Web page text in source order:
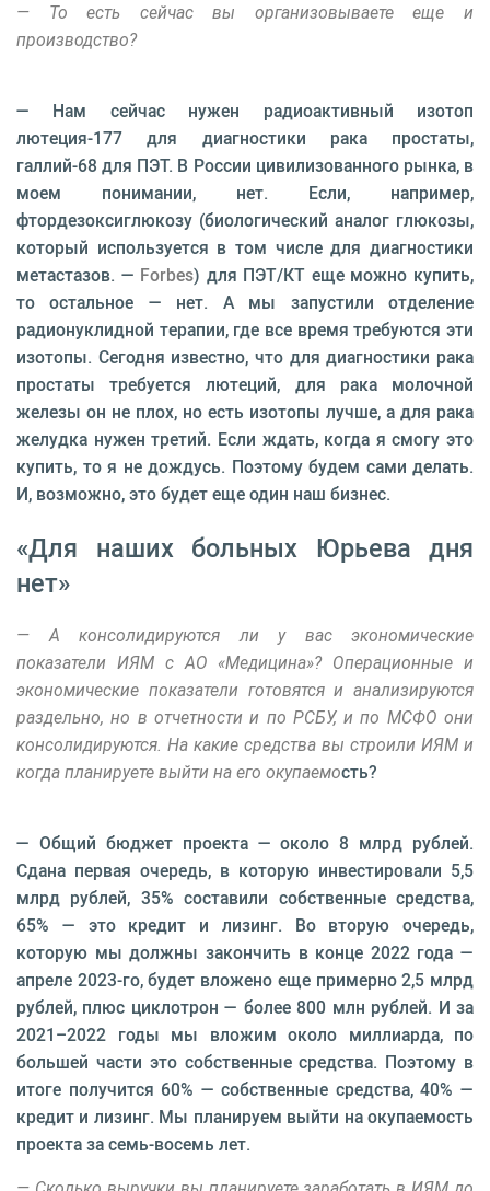
— То есть сейчас вы организовываете еще и
производство?
— Нам сейчас нужен радиоактивный изотоп
лютеция-177 для диагностики рака простаты,
галлий-68 для ПЭТ. В России цивилизованного рынка, в
моем понимании, нет. Если, например,
фтордезоксиглюкозу (биологический аналог глюкозы,
который используется в том числе для диагностики
метастазов. — Forbes) для ПЭТ/КТ еще можно купить,
то остальное — нет. А мы запустили отделение
радионуклидной терапии, где все время требуются эти
изотопы. Сегодня известно, что для диагностики рака
простаты требуется лютеций, для рака молочной
железы он не плох, но есть изотопы лучше, а для рака
желудка нужен третий. Если ждать, когда я смогу это
купить, то я не дождусь. Поэтому будем сами делать.
И, возможно, это будет еще один наш бизнес.
«Для наших больных Юрьева дня
нет»
— А консолидируются ли у вас экономические
показатели ИЯМ с АО «Медицина»? Операционные и
экономические показатели готовятся и анализируются
раздельно, но в отчетности и по РСБУ, и по МСФО они
консолидируются. На какие средства вы строили ИЯМ и
когда планируете выйти на его окупаемость?
— Общий бюджет проекта — около 8 млрд рублей.
Сдана первая очередь, в которую инвестировали 5,5
млрд рублей, 35% составили собственные средства,
65% — это кредит и лизинг. Во вторую очередь,
которую мы должны закончить в конце 2022 года —
апреле 2023-го, будет вложено еще примерно 2,5 млрд
рублей, плюс циклотрон — более 800 млн рублей. И за
2021–2022 годы мы вложим около миллиарда, по
большей части это собственные средства. Поэтому в
итоге получится 60% — собственные средства, 40% —
кредит и лизинг. Мы планируем выйти на окупаемость
проекта за семь-восемь лет.